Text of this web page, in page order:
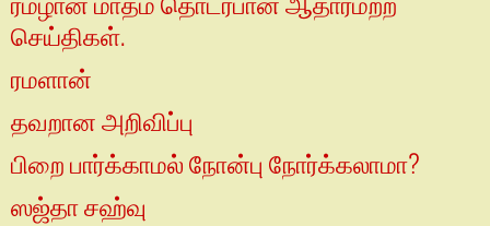
செய்திகள்.
ரமளான்
தவறான அறிவிப்பு
பிறை பார்க்காமல் நோன்பு நோர்க்கலாமா?
ஸஜ்தா சஹ்வு